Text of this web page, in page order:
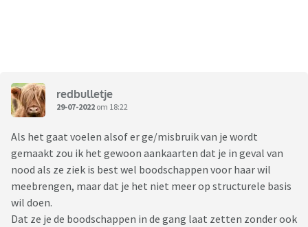
redbulletje
29-07-2022 om 18:22
Als het gaat voelen alsof er ge/misbruik van je wordt
gemaakt zou ik het gewoon aankaarten dat je in geval van
nood als ze ziek is best wel boodschappen voor haar wil
meebrengen, maar dat je het niet meer op structurele basis
wil doen.
Dat ze je de boodschappen in de gang laat zetten zonder ook